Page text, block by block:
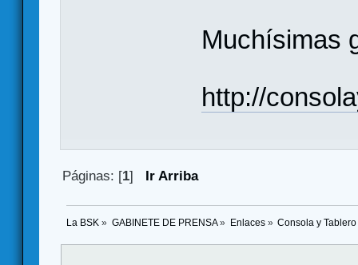
Muchísimas
http://
Páginas: [1] Ir Arriba
La BSK » GABINETE DE PRENSA» Enlaces» Consola y Tablero